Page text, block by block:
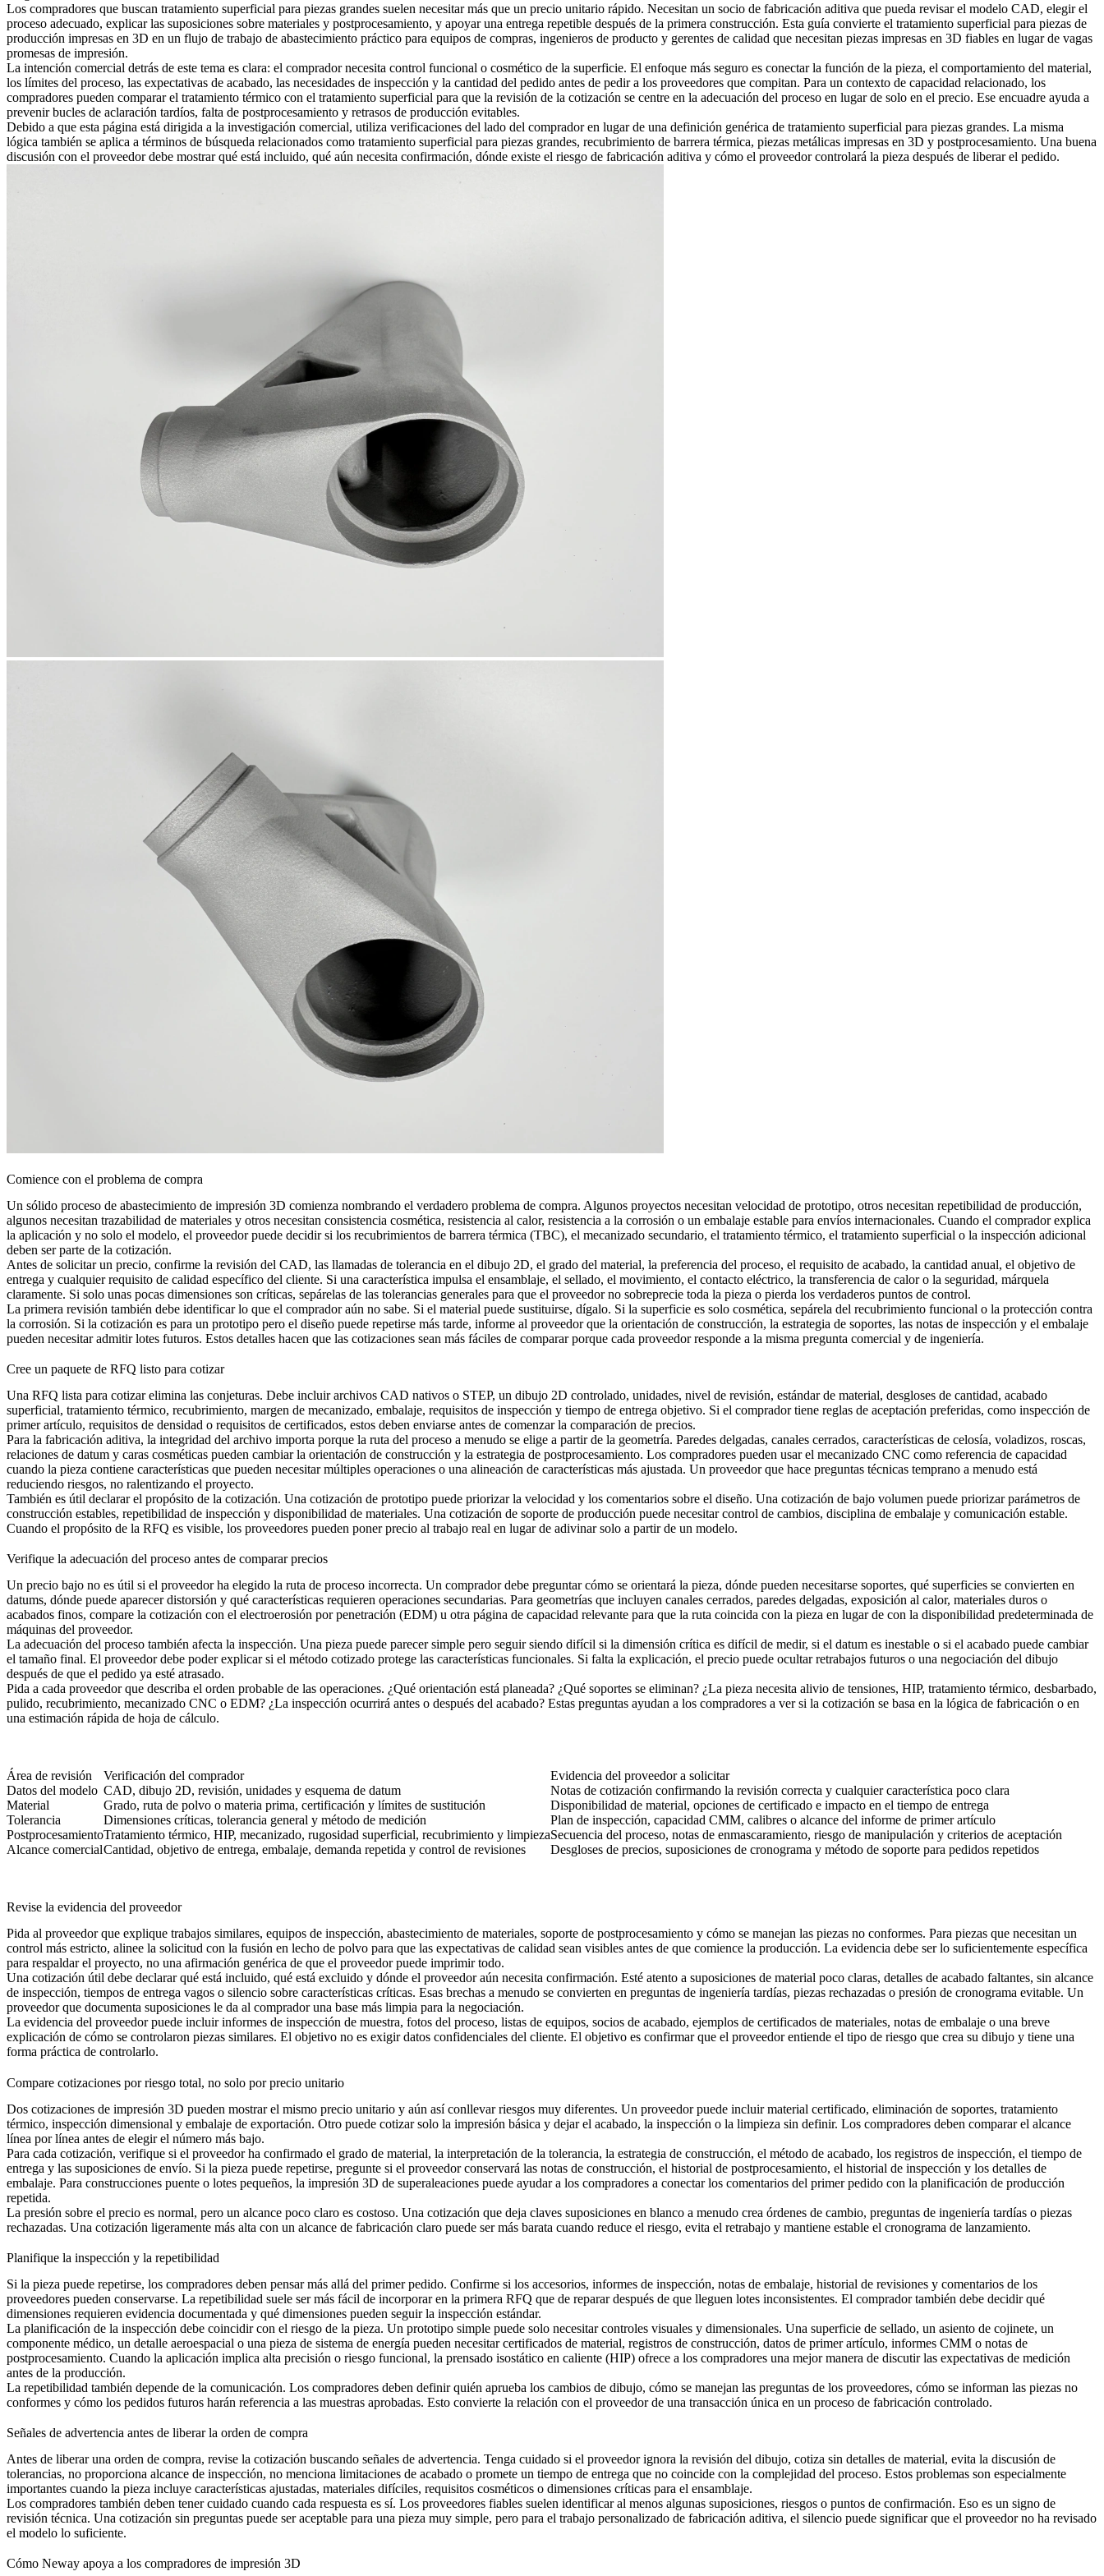
Los compradores que buscan tratamiento superficial para piezas grandes suelen necesitar más que un precio unitario rápido. Necesitan un socio de fabricación aditiva que pueda revisar el modelo CAD, elegir el
proceso adecuado, explicar las suposiciones sobre materiales y postprocesamiento, y apoyar una entrega repetible después de la primera construcción. Esta guía convierte el tratamiento superficial para piezas de
producción impresas en 3D en un flujo de trabajo de abastecimiento práctico para equipos de compras, ingenieros de producto y gerentes de calidad que necesitan piezas impresas en 3D fiables en lugar de vagas
promesas de impresión.
La intención comercial detrás de este tema es clara: el comprador necesita control funcional o cosmético de la superficie. El enfoque más seguro es conectar la función de la pieza, el comportamiento del material,
los límites del proceso, las expectativas de acabado, las necesidades de inspección y la cantidad del pedido antes de pedir a los proveedores que compitan. Para un contexto de capacidad relacionado, los
compradores pueden comparar el tratamiento térmico con el tratamiento superficial para que la revisión de la cotización se centre en la adecuación del proceso en lugar de solo en el precio. Ese encuadre ayuda a
prevenir bucles de aclaración tardíos, falta de postprocesamiento y retrasos de producción evitables.
Debido a que esta página está dirigida a la investigación comercial, utiliza verificaciones del lado del comprador en lugar de una definición genérica de tratamiento superficial para piezas grandes. La misma
lógica también se aplica a términos de búsqueda relacionados como tratamiento superficial para piezas grandes, recubrimiento de barrera térmica, piezas metálicas impresas en 3D y postprocesamiento. Una buena
discusión con el proveedor debe mostrar qué está incluido, qué aún necesita confirmación, dónde existe el riesgo de fabricación aditiva y cómo el proveedor controlará la pieza después de liberar el pedido.
Comience con el problema de compra
Un sólido proceso de abastecimiento de impresión 3D comienza nombrando el verdadero problema de compra. Algunos proyectos necesitan velocidad de prototipo, otros necesitan repetibilidad de producción,
algunos necesitan trazabilidad de materiales y otros necesitan consistencia cosmética, resistencia al calor, resistencia a la corrosión o un embalaje estable para envíos internacionales. Cuando el comprador explica
la aplicación y no solo el modelo, el proveedor puede decidir si los recubrimientos de barrera térmica (TBC), el mecanizado secundario, el tratamiento térmico, el tratamiento superficial o la inspección adicional
deben ser parte de la cotización.
Antes de solicitar un precio, confirme la revisión del CAD, las llamadas de tolerancia en el dibujo 2D, el grado del material, la preferencia del proceso, el requisito de acabado, la cantidad anual, el objetivo de
entrega y cualquier requisito de calidad específico del cliente. Si una característica impulsa el ensamblaje, el sellado, el movimiento, el contacto eléctrico, la transferencia de calor o la seguridad, márquela
claramente. Si solo unas pocas dimensiones son críticas, sepárelas de las tolerancias generales para que el proveedor no sobreprecie toda la pieza o pierda los verdaderos puntos de control.
La primera revisión también debe identificar lo que el comprador aún no sabe. Si el material puede sustituirse, dígalo. Si la superficie es solo cosmética, sepárela del recubrimiento funcional o la protección contra
la corrosión. Si la cotización es para un prototipo pero el diseño puede repetirse más tarde, informe al proveedor que la orientación de construcción, la estrategia de soportes, las notas de inspección y el embalaje
pueden necesitar admitir lotes futuros. Estos detalles hacen que las cotizaciones sean más fáciles de comparar porque cada proveedor responde a la misma pregunta comercial y de ingeniería.
Cree un paquete de RFQ listo para cotizar
Una RFQ lista para cotizar elimina las conjeturas. Debe incluir archivos CAD nativos o STEP, un dibujo 2D controlado, unidades, nivel de revisión, estándar de material, desgloses de cantidad, acabado
superficial, tratamiento térmico, recubrimiento, margen de mecanizado, embalaje, requisitos de inspección y tiempo de entrega objetivo. Si el comprador tiene reglas de aceptación preferidas, como inspección de
primer artículo, requisitos de densidad o requisitos de certificados, estos deben enviarse antes de comenzar la comparación de precios.
Para la fabricación aditiva, la integridad del archivo importa porque la ruta del proceso a menudo se elige a partir de la geometría. Paredes delgadas, canales cerrados, características de celosía, voladizos, roscas,
relaciones de datum y caras cosméticas pueden cambiar la orientación de construcción y la estrategia de postprocesamiento. Los compradores pueden usar el mecanizado CNC como referencia de capacidad
cuando la pieza contiene características que pueden necesitar múltiples operaciones o una alineación de características más ajustada. Un proveedor que hace preguntas técnicas temprano a menudo está
reduciendo riesgos, no ralentizando el proyecto.
También es útil declarar el propósito de la cotización. Una cotización de prototipo puede priorizar la velocidad y los comentarios sobre el diseño. Una cotización de bajo volumen puede priorizar parámetros de
construcción estables, repetibilidad de inspección y disponibilidad de materiales. Una cotización de soporte de producción puede necesitar control de cambios, disciplina de embalaje y comunicación estable.
Cuando el propósito de la RFQ es visible, los proveedores pueden poner precio al trabajo real en lugar de adivinar solo a partir de un modelo.
Verifique la adecuación del proceso antes de comparar precios
Un precio bajo no es útil si el proveedor ha elegido la ruta de proceso incorrecta. Un comprador debe preguntar cómo se orientará la pieza, dónde pueden necesitarse soportes, qué superficies se convierten en
datums, dónde puede aparecer distorsión y qué características requieren operaciones secundarias. Para geometrías que incluyen canales cerrados, paredes delgadas, exposición al calor, materiales duros o
acabados finos, compare la cotización con el electroerosión por penetración (EDM) u otra página de capacidad relevante para que la ruta coincida con la pieza en lugar de con la disponibilidad predeterminada de
máquinas del proveedor.
La adecuación del proceso también afecta la inspección. Una pieza puede parecer simple pero seguir siendo difícil si la dimensión crítica es difícil de medir, si el datum es inestable o si el acabado puede cambiar
el tamaño final. El proveedor debe poder explicar si el método cotizado protege las características funcionales. Si falta la explicación, el precio puede ocultar retrabajos futuros o una negociación del dibujo
después de que el pedido ya esté atrasado.
Pida a cada proveedor que describa el orden probable de las operaciones. ¿Qué orientación está planeada? ¿Qué soportes se eliminan? ¿La pieza necesita alivio de tensiones, HIP, tratamiento térmico, desbarbado,
pulido, recubrimiento, mecanizado CNC o EDM? ¿La inspección ocurrirá antes o después del acabado? Estas preguntas ayudan a los compradores a ver si la cotización se basa en la lógica de fabricación o en
una estimación rápida de hoja de cálculo.
Área de revisión Verificación del comprador
Evidencia del proveedor a solicitar
Datos del modelo CAD, dibujo 2D, revisión, unidades y esquema de datum
Notas de cotización confirmando la revisión correcta y cualquier característica poco clara
Material
Grado, ruta de polvo o materia prima, certificación y límites de sustitución
Disponibilidad de material, opciones de certificado e impacto en el tiempo de entrega
Tolerancia
Dimensiones críticas, tolerancia general y método de medición
Plan de inspección, capacidad CMM, calibres o alcance del informe de primer artículo
PostprocesamientoTratamiento térmico, HIP, mecanizado, rugosidad superficial, recubrimiento y limpiezaSecuencia del proceso, notas de enmascaramiento, riesgo de manipulación y criterios de aceptación
Alcance comercialCantidad, objetivo de entrega, embalaje, demanda repetida y control de revisiones Desgloses de precios, suposiciones de cronograma y método de soporte para pedidos repetidos
Revise la evidencia del proveedor
Pida al proveedor que explique trabajos similares, equipos de inspección, abastecimiento de materiales, soporte de postprocesamiento y cómo se manejan las piezas no conformes. Para piezas que necesitan un
control más estricto, alinee la solicitud con la fusión en lecho de polvo para que las expectativas de calidad sean visibles antes de que comience la producción. La evidencia debe ser lo suficientemente específica
para respaldar el proyecto, no una afirmación genérica de que el proveedor puede imprimir todo.
Una cotización útil debe declarar qué está incluido, qué está excluido y dónde el proveedor aún necesita confirmación. Esté atento a suposiciones de material poco claras, detalles de acabado faltantes, sin alcance
de inspección, tiempos de entrega vagos o silencio sobre características críticas. Esas brechas a menudo se convierten en preguntas de ingeniería tardías, piezas rechazadas o presión de cronograma evitable. Un
proveedor que documenta suposiciones le da al comprador una base más limpia para la negociación.
La evidencia del proveedor puede incluir informes de inspección de muestra, fotos del proceso, listas de equipos, socios de acabado, ejemplos de certificados de materiales, notas de embalaje o una breve
explicación de cómo se controlaron piezas similares. El objetivo no es exigir datos confidenciales del cliente. El objetivo es confirmar que el proveedor entiende el tipo de riesgo que crea su dibujo y tiene una
forma práctica de controlarlo.
Compare cotizaciones por riesgo total, no solo por precio unitario
Dos cotizaciones de impresión 3D pueden mostrar el mismo precio unitario y aún así conllevar riesgos muy diferentes. Un proveedor puede incluir material certificado, eliminación de soportes, tratamiento
térmico, inspección dimensional y embalaje de exportación. Otro puede cotizar solo la impresión básica y dejar el acabado, la inspección o la limpieza sin definir. Los compradores deben comparar el alcance
línea por línea antes de elegir el número más bajo.
Para cada cotización, verifique si el proveedor ha confirmado el grado de material, la interpretación de la tolerancia, la estrategia de construcción, el método de acabado, los registros de inspección, el tiempo de
entrega y las suposiciones de envío. Si la pieza puede repetirse, pregunte si el proveedor conservará las notas de construcción, el historial de postprocesamiento, el historial de inspección y los detalles de
embalaje. Para construcciones puente o lotes pequeños, la impresión 3D de superaleaciones puede ayudar a los compradores a conectar los comentarios del primer pedido con la planificación de producción
repetida.
La presión sobre el precio es normal, pero un alcance poco claro es costoso. Una cotización que deja claves suposiciones en blanco a menudo crea órdenes de cambio, preguntas de ingeniería tardías o piezas
rechazadas. Una cotización ligeramente más alta con un alcance de fabricación claro puede ser más barata cuando reduce el riesgo, evita el retrabajo y mantiene estable el cronograma de lanzamiento.
Planifique la inspección y la repetibilidad
Si la pieza puede repetirse, los compradores deben pensar más allá del primer pedido. Confirme si los accesorios, informes de inspección, notas de embalaje, historial de revisiones y comentarios de los
proveedores pueden conservarse. La repetibilidad suele ser más fácil de incorporar en la primera RFQ que de reparar después de que lleguen lotes inconsistentes. El comprador también debe decidir qué
dimensiones requieren evidencia documentada y qué dimensiones pueden seguir la inspección estándar.
La planificación de la inspección debe coincidir con el riesgo de la pieza. Un prototipo simple puede solo necesitar controles visuales y dimensionales. Una superficie de sellado, un asiento de cojinete, un
componente médico, un detalle aeroespacial o una pieza de sistema de energía pueden necesitar certificados de material, registros de construcción, datos de primer artículo, informes CMM o notas de
postprocesamiento. Cuando la aplicación implica alta precisión o riesgo funcional, la prensado isostático en caliente (HIP) ofrece a los compradores una mejor manera de discutir las expectativas de medición
antes de la producción.
La repetibilidad también depende de la comunicación. Los compradores deben definir quién aprueba los cambios de dibujo, cómo se manejan las preguntas de los proveedores, cómo se informan las piezas no
conformes y cómo los pedidos futuros harán referencia a las muestras aprobadas. Esto convierte la relación con el proveedor de una transacción única en un proceso de fabricación controlado.
Señales de advertencia antes de liberar la orden de compra
Antes de liberar una orden de compra, revise la cotización buscando señales de advertencia. Tenga cuidado si el proveedor ignora la revisión del dibujo, cotiza sin detalles de material, evita la discusión de
tolerancias, no proporciona alcance de inspección, no menciona limitaciones de acabado o promete un tiempo de entrega que no coincide con la complejidad del proceso. Estos problemas son especialmente
importantes cuando la pieza incluye características ajustadas, materiales difíciles, requisitos cosméticos o dimensiones críticas para el ensamblaje.
Los compradores también deben tener cuidado cuando cada respuesta es sí. Los proveedores fiables suelen identificar al menos algunas suposiciones, riesgos o puntos de confirmación. Eso es un signo de
revisión técnica. Una cotización sin preguntas puede ser aceptable para una pieza muy simple, pero para el trabajo personalizado de fabricación aditiva, el silencio puede significar que el proveedor no ha revisado
el modelo lo suficiente.
Cómo Neway apoya a los compradores de impresión 3D